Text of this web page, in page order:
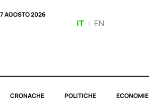
7 AGOSTO 2026
IT | EN
CRONACHE POLITICHE ECONOMIE